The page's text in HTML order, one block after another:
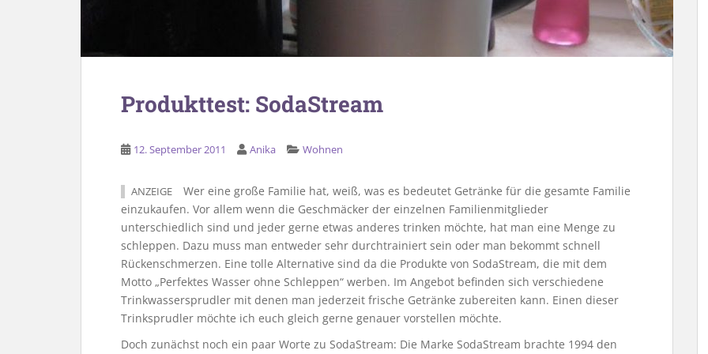
Produkttest: SodaStream
12. September 2011 Anika Wohnen
ANZEIGE
Wer eine große Familie hat, weiß, was es bedeutet Getränke für die gesamte Familie
einzukaufen. Vor allem wenn die Geschmäcker der einzelnen Familienmitglieder
unterschiedlich sind und jeder gerne etwas anderes trinken möchte, hat man eine Menge zu
schleppen. Dazu muss man entweder sehr durchtrainiert sein oder man bekommt schnell
Rückenschmerzen. Eine tolle Alternative sind da die Produkte von SodaStream, die mit dem
Motto „Perfektes Wasser ohne Schleppen“ werben. Im Angebot befinden sich verschiedene
Trinkwassersprudler mit denen man jederzeit frische Getränke zubereiten kann. Einen dieser
Trinksprudler möchte ich euch gleich gerne genauer vorstellen möchte.
Doch zunächst noch ein paar Worte zu SodaStream: Die Marke SodaStream brachte 1994 den